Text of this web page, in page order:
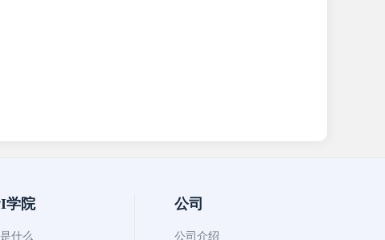
学院
什么
公司
公司介绍